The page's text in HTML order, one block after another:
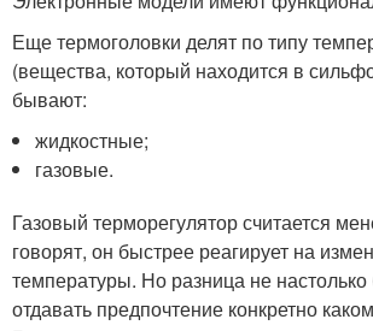
Еще термоголовки делят по типу
(вещества, который находится в
бывают:
жидкостные;
газовые.
Газовый терморегулятор считается
говорят, он быстрее реагирует на
температуры. Но разница не
отдавать предпочтение конкретно